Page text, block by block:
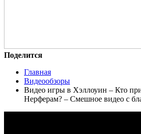
Поделится
Главная
Видеообзоры
Видео игры в Хэллоуин – Кто
Нерферам? – Смешное видео с